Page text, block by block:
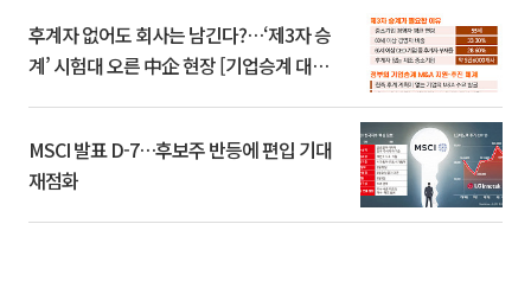
후계자 없어도 회사는 남긴다?…‘제3자 승
계’ 시험대 오른 中企 현장 [기업승계 대전
MSCI 발표 D-7…후보주 반등에 편입 기대
재점화